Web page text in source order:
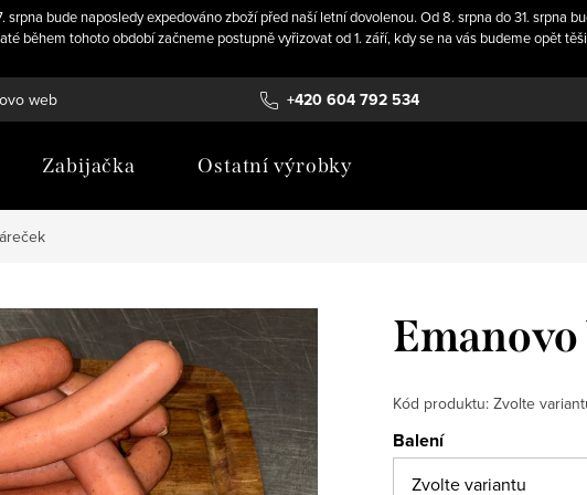
bude naposledy expedováno zboží před naší letní dovolenou. Od 8. srpna do 31. srpna
během tohoto období začneme postupně vyřizovat od 1. září, kdy se na vás budeme opět
+420 604 792 534
web
Zabijačka Ostatní výrobky
Kód produktu: Zvolte
Balení